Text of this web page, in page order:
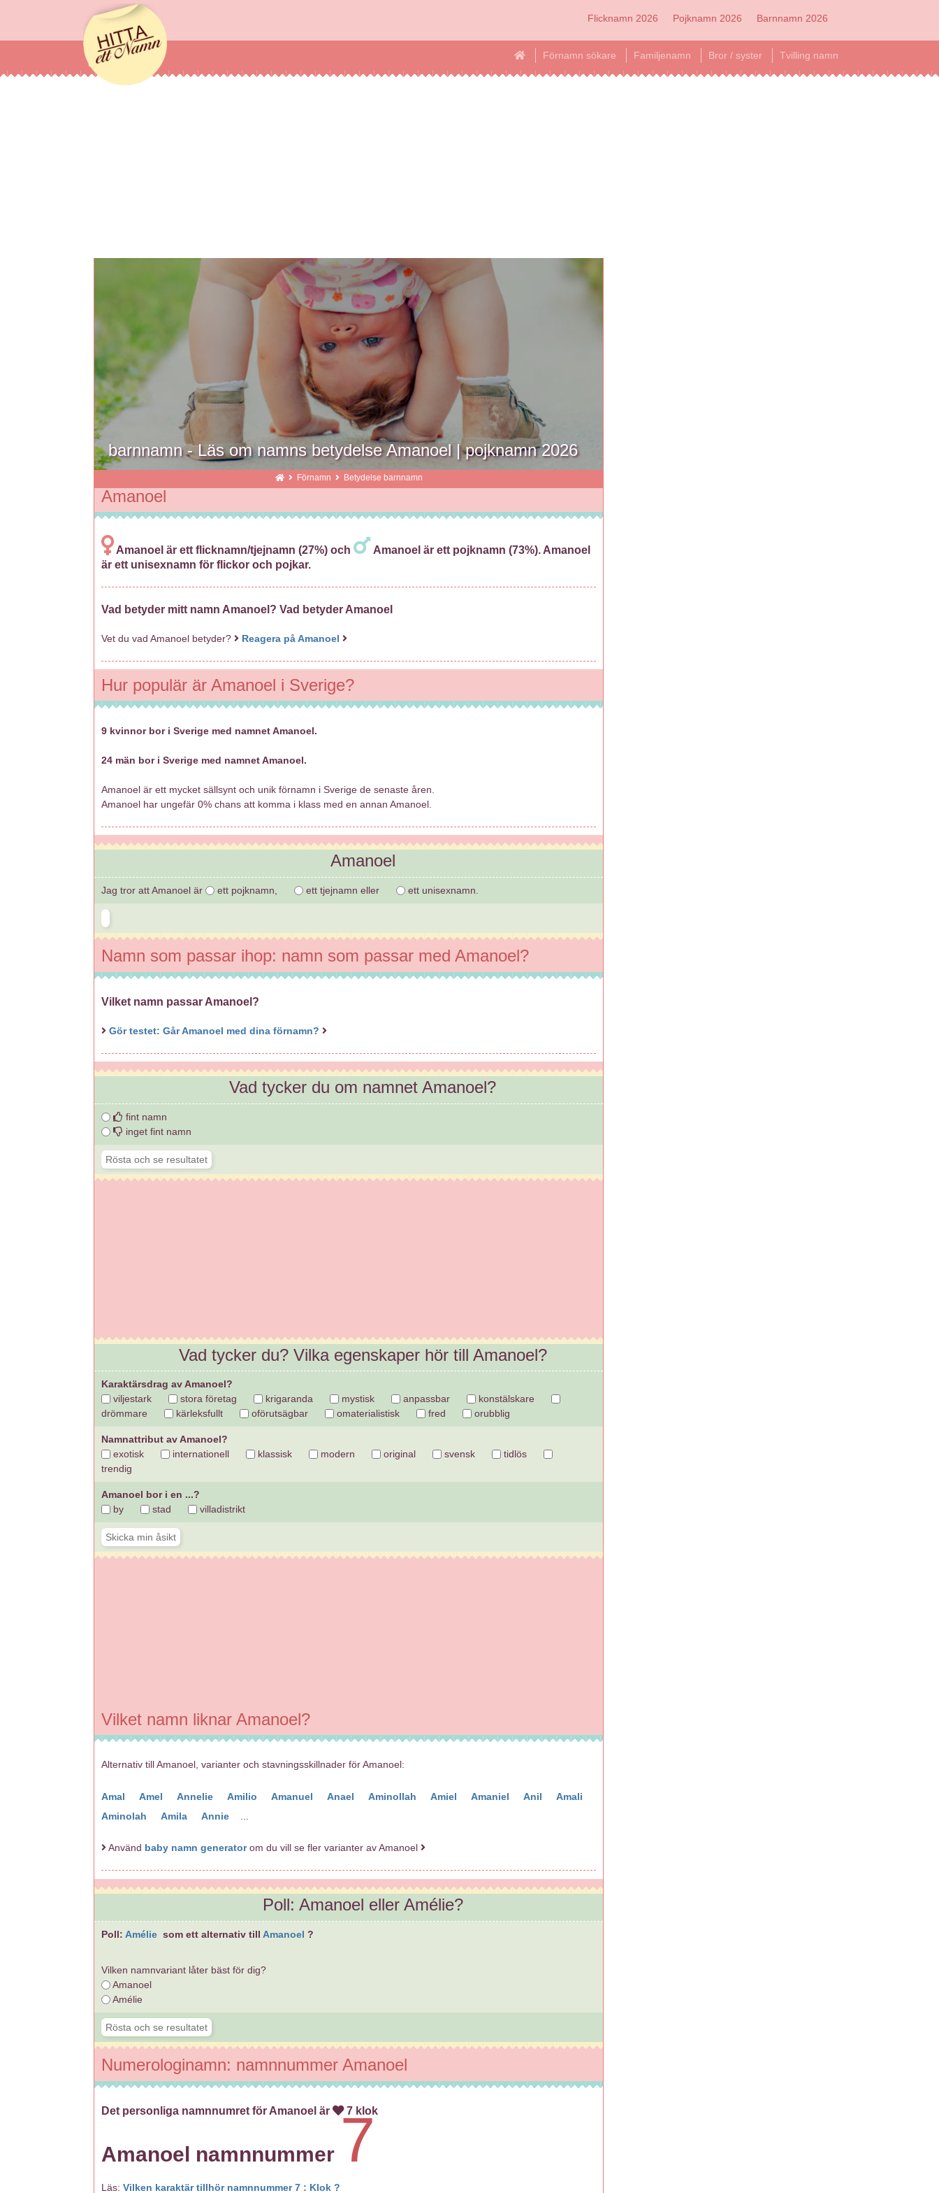
Flicknamn 2026 Pojknamn 2026 Barnnamn 2026
Förnamn sökare Familjenamn Bror / syster Tvilling namn
barnnamn - Läs om namns betydelse Amanoel | pojknamn 2026
Förnamn Betydelse barnnamn
Amanoel
Amanoel är ett flicknamn/tjejnamn (27%) och
Amanoel är ett pojknamn (73%). Amanoel
är ett unisexnamn för flickor och pojkar.
Vad betyder mitt namn Amanoel? Vad betyder Amanoel
Vet du vad Amanoel betyder? Reagera på Amanoel
Hur populär är Amanoel i Sverige?
9 kvinnor bor i Sverige med namnet Amanoel.
24 män bor i Sverige med namnet Amanoel.
Amanoel är ett mycket sällsynt och unik förnamn i Sverige de senaste åren.
Amanoel har ungefär 0% chans att komma i klass med en annan Amanoel.
Amanoel
Jag tror att Amanoel är ett pojknamn, ett tjejnamn eller ett unisexnamn.
Namn som passar ihop: namn som passar med Amanoel?
Vilket namn passar Amanoel?
Gör testet: Går Amanoel med dina förnamn?
Vad tycker du om namnet Amanoel?
fint namn
inget fint namn
Vad tycker du? Vilka egenskaper hör till Amanoel?
Karaktärsdrag av Amanoel?
viljestark
stora företag krigaranda mystisk anpassbar
konstälskare
drömmare
kärleksfullt oförutsägbar omaterialistisk fred orubblig
Namnattribut av Amanoel?
exotisk
internationell klassisk modern original svensk
tidlös
trendig
Amanoel bor i en ...?
by
stad villadistrikt
Vilket namn liknar Amanoel?
Alternativ till Amanoel, varianter och stavningsskillnader för Amanoel:
Amal Amel Annelie Amilio Amanuel Anael Aminollah Amiel Amaniel Anil
Amali
Aminolah
Amila Annie ...
Använd baby namn generatorom du vill se fler varianter av Amanoel
Poll: Amanoel eller Amélie?
Poll: Amélie som ett alternativ till Amanoel ?
Vilken namnvariant låter bäst för dig?
Amanoel
Amélie
Numerologinamn: namnnummer Amanoel
Det personliga namnnumret för Amanoel är 7 klok
Amanoel namnnummer 7
Läs: Vilken karaktär tillhör namnnummer 7 : Klok ?